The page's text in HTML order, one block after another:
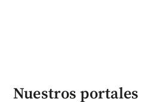
Nuestros portales